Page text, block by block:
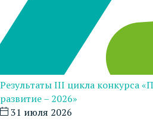
Результаты III цикла конкурса
развитие – 2026»
31 июля 2026